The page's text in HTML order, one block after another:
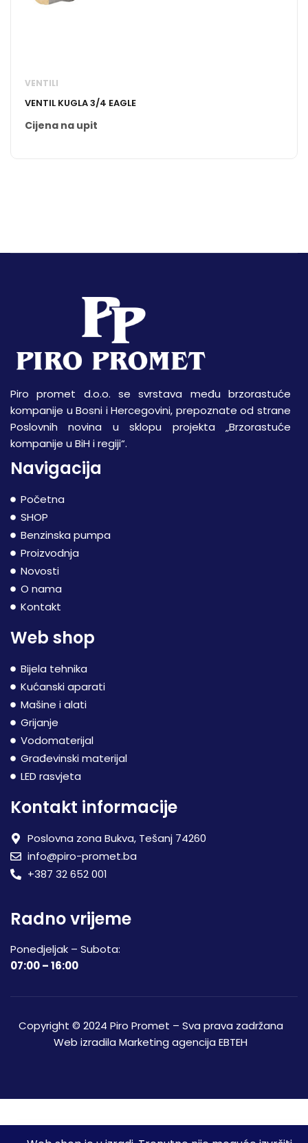
VENTILI
VENTIL KUGLA 3/4 EAGLE
Cijena na upit
Piro promet d.o.o. se svrstava među brzorastuće
kompanije u Bosni i Hercegovini, prepoznate od strane
Poslovnih novina u sklopu projekta „Brzorastuće
kompanije u BiH i regiji“.
Navigacija
Početna
SHOP
Benzinska pumpa
Proizvodnja
Novosti
O nama
Kontakt
Web shop
Bijela tehnika
Kućanski aparati
Mašine i alati
Grijanje
Vodomaterijal
Građevinski materijal
LED rasvjeta
Kontakt informacije
Poslovna zona Bukva, Tešanj 74260
info@piro-promet.ba
+387 32 652 001
Radno vrijeme
Ponedjeljak – Subota:
07:00 – 16:00
Copyright © 2024 Piro Promet – Sva prava zadržana
Web izradila Marketing agencija EBTEH